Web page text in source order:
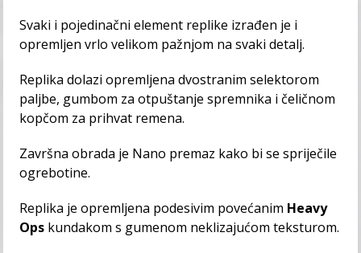
Svaki i pojedinačni element replike izrađen je i
opremljen vrlo velikom pažnjom na svaki detalj.
Replika dolazi opremljena dvostranim selektorom
paljbe, gumbom za otpuštanje spremnika i čeličnom
kopčom za prihvat remena.
Završna obrada je Nano premaz kako bi se spriječile
ogrebotine.
Replika je opremljena podesivim povećanim Heavy
Ops kundakom s gumenom neklizajućom teksturom.